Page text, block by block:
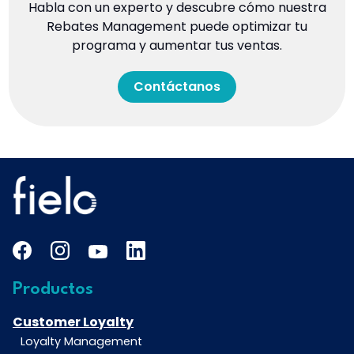
Habla con un experto y descubre cómo nuestra
Rebates Management puede optimizar tu
programa y aumentar tus ventas.
Contáctanos
Productos
Customer Loyalty
Loyalty Management